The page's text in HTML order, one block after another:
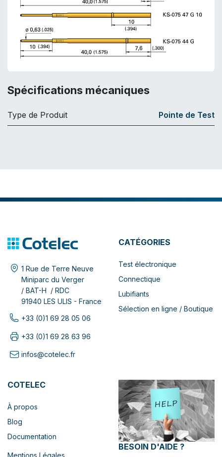
Spécifications mécaniques
Type de Produit Pointe de Test
1 Rue de Terre Neuve
Miniparc du Verger
/ BAT-H / RDC
91940 LES ULIS - France
+33 (0)1 69 28 05 06
+33 (0)1 69 28 63 96
infos@cotelec.fr
CATÉGORIES
Test électronique
Connectique
Lubifiants
Sélection en ligne / Boutique
COTELEC
À propos
Blog
Documentation
BESOIN D'AIDE ?